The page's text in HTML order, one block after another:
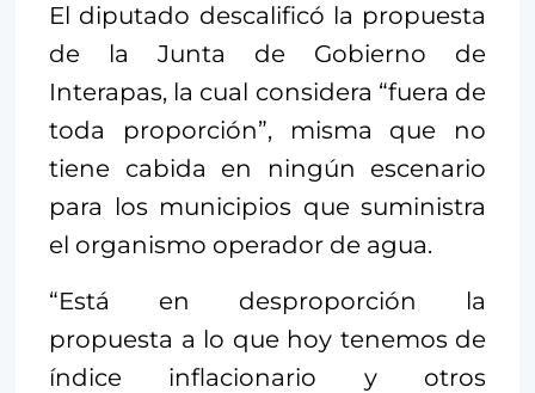
El diputado descalificó la propuesta
de la Junta de Gobierno de
Interapas, la cual considera “fuera de
toda proporción”, misma que no
tiene cabida en ningún escenario
para los municipios que suministra
el organismo operador de agua.
“Está en desproporción la
propuesta a lo que hoy tenemos de
índice inflacionario y otros